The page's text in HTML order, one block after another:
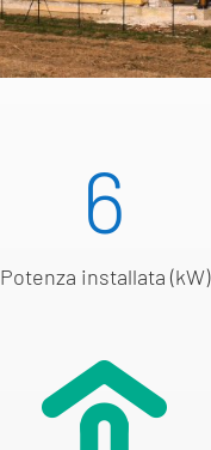
6
Potenza installata (kW)